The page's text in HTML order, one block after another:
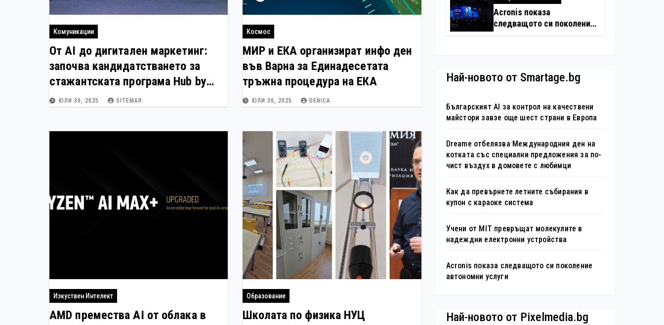
Комуникации
От AI до дигитален маркетинг:
започва кандидатстването за
стажантската програма Hub by
Yettel
ЮЛИ 30, 2025 SITEMAR
Космос
МИР и ЕКА организират инфо ден
във Варна за Единадесетата
тръжна процедура на ЕКА
ЮЛИ 30, 2025 DENICA
Изкуствен Интелект
AMD премества AI от облака в
Образование
Школата по физика НУЦ
Acronis показа
следващото си поколение
автономни услуги
Най-новото от Smartage.bg
Българският AI за контрол на качествени
майстори завзе още шест страни в Европа
Dreame отбелязва Международния ден на
котката със специални предложения за по-
чист въздух в домовете с любимци
Как да превърнете летните събирания в
купон с караоке система
Учени от MIT превръщат молекулите в
надеждни електронни устройства
Acronis показа следващото си поколение
автономни услуги
Най-новото от Pixelmedia.bg